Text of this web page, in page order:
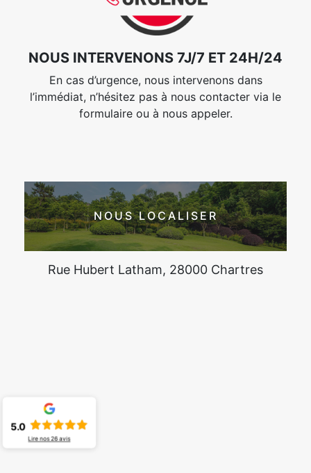
NOUS INTERVENONS 7J/7 ET 24H/24
En cas d’urgence, nous intervenons dans
l’immédiat, n’hésitez pas à nous contacter via le
formulaire ou à nous appeler.
NOUS LOCALISER
Rue Hubert Latham, 28000 Chartres
5.0
Lire nos26avis